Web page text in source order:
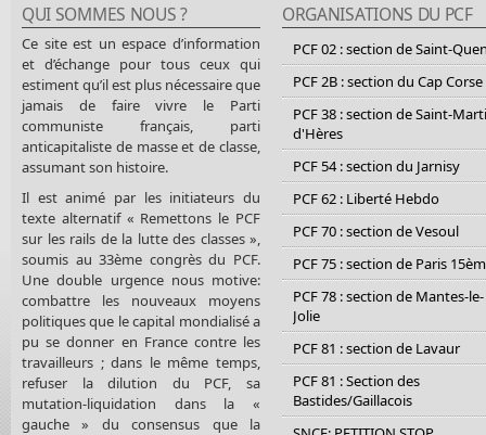
QUI SOMMES NOUS ?
Ce site est un espace d’information
et d’échange pour tous ceux qui
estiment qu’il est plus nécessaire que
jamais de faire vivre le Parti
communiste français, parti
anticapitaliste de masse et de classe,
assumant son histoire.
Il est animé par les initiateurs du
texte alternatif « Remettons le PCF
sur les rails de la lutte des classes »,
soumis au 33ème congrès du PCF.
Une double urgence nous motive:
combattre les nouveaux moyens
politiques que le capital mondialisé a
pu se donner en France contre les
travailleurs ; dans le même temps,
refuser la dilution du PCF, sa
mutation-liquidation dans la «
gauche » du consensus que la
ORGANISATIONS DU PCF
PCF 02 : section de Saint-
PCF 2B : section du Cap Corse
PCF 38 : section de Saint-
d'Hères
PCF 54 : section du Jarnisy
PCF 62 : Liberté Hebdo
PCF 70 : section de Vesoul
PCF 75 : section de Paris
PCF 78 : section de Mantes-le-
Jolie
PCF 81 : section de Lavaur
PCF 81 : Section des
Bastides/Gaillacois